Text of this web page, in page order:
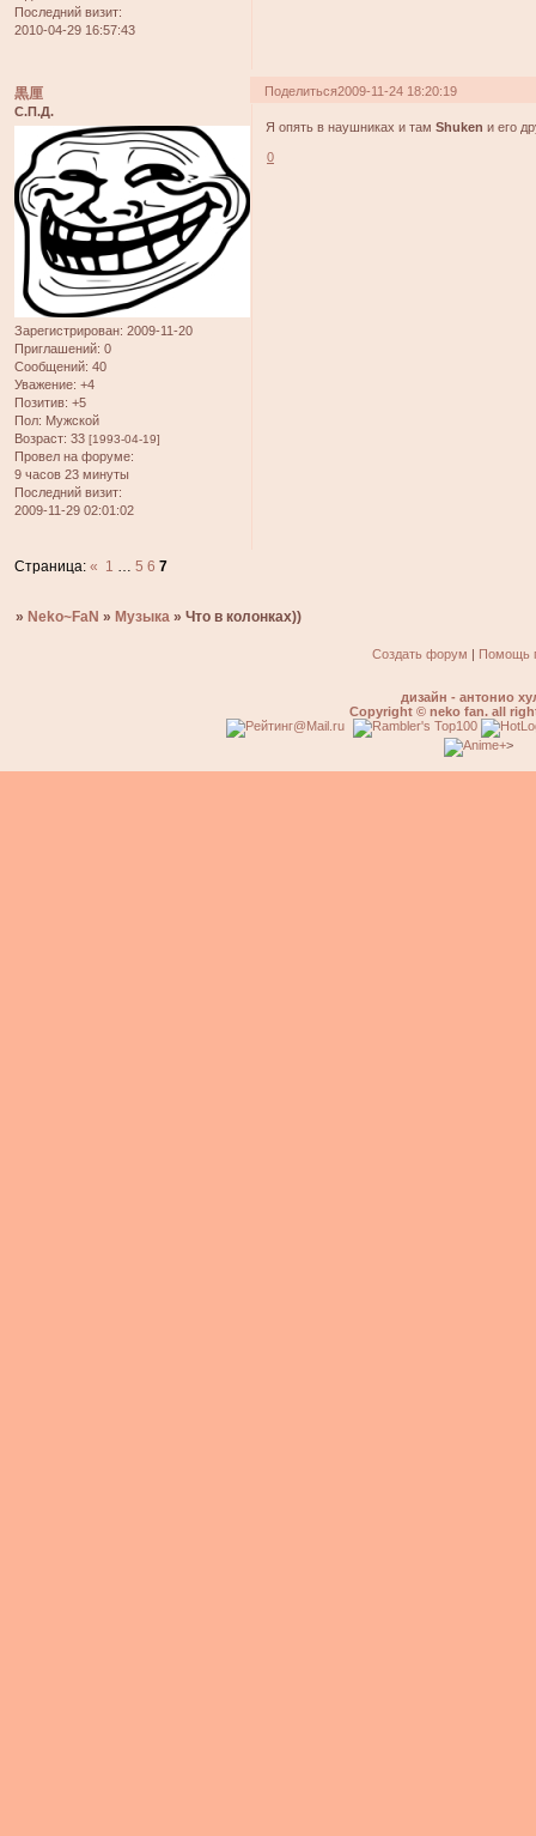
Последний визит:
2010-04-29 16:57:43
Поделиться2009-11-24 18:20:19
黒厘
С.П.Д.
Зарегистрирован: 2009-11-20
Приглашений: 0
Сообщений: 40
Уважение: +4
Позитив: +5
Пол: Мужской
Возраст: 33 [1993-04-19]
Провел на форуме:
9 часов 23 минуты
Последний визит:
2009-11-29 02:01:02
Я опять в наушниках и тамShuken и его
0
Страница:« 1 … 5 6 7
»Neko~FaN »Музыка »Что в колонках))
Создать форум | Помощь
дизайн - антонио
Copyright © neko fan. all
>